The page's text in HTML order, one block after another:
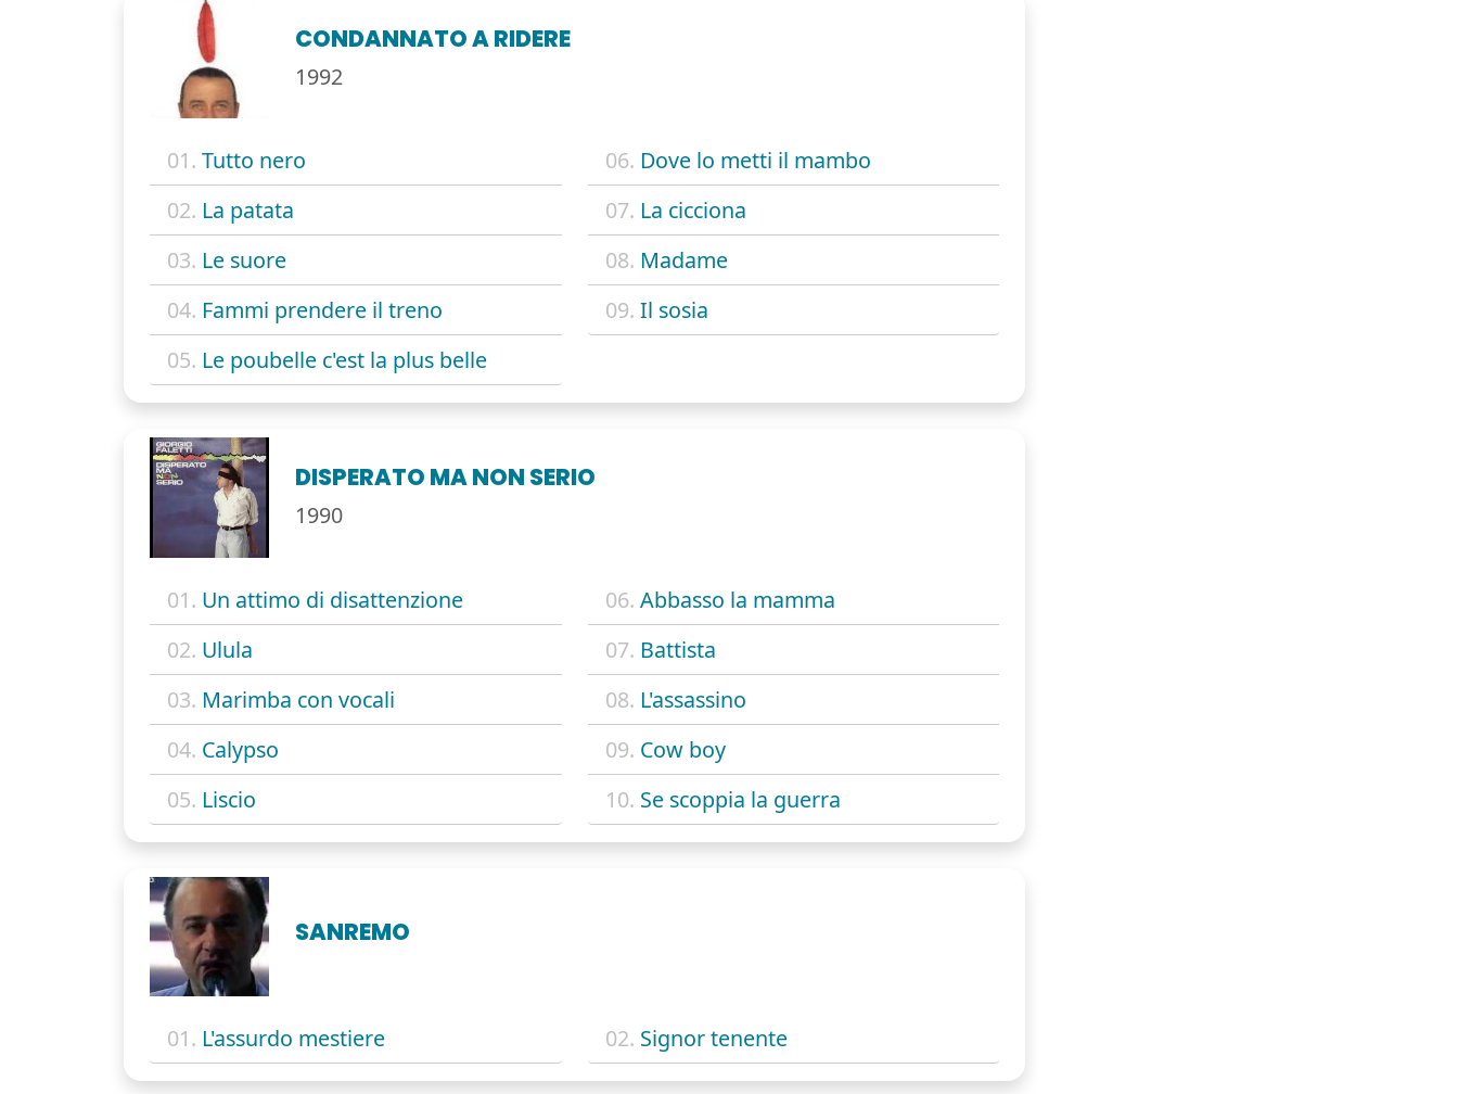
CONDANNATO A RIDERE
1992
01. Tutto nero
02. La patata
03. Le suore
04. Fammi prendere il treno
05. Le poubelle c'est la plus belle
06. Dove lo metti il mambo
07. La cicciona
08. Madame
09. Il sosia
DISPERATO MA NON SERIO
1990
01. Un attimo di disattenzione
02. Ulula
03. Marimba con vocali
04. Calypso
05. Liscio
06. Abbasso la mamma
07. Battista
08. L'assassino
09. Cow boy
10. Se scoppia la guerra
SANREMO
01. L'assurdo mestiere 02. Signor tenente